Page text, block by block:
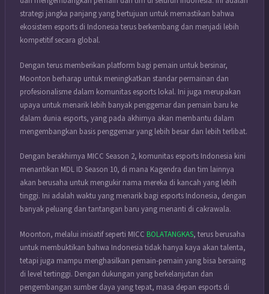
strategi jangka panjang yang bertujuan untuk memastikan bahwa
ekosistem esports di Indonesia terus berkembang dan menjadi lebih
kompetitif secara global.
Dengan terus memberikan platform bagi pemain untuk bersinar,
Moonton berharap untuk meningkatkan standar permainan dan
profesionalisme dalam komunitas esports lokal. Ini juga merupakan
upaya untuk menarik lebih banyak penggemar dan pemain baru ke
dalam dunia esports, yang pada akhirnya akan membantu dalam
mengembangkan basis penggemar yang lebih besar dan lebih terlibat.
Dengan berakhirnya MICC Season 2, komunitas esports Indonesia kini
menantikan MDL ID Season 10, di mana Kagendra dan tim lainnya
akan berusaha untuk mengukir nama mereka di kancah yang lebih
tinggi. Ini adalah waktu yang menarik bagi esports Indonesia, dengan
banyak peluang dan tantangan baru yang menanti di cakrawala.
Moonton, melalui inisiatif seperti MICC BOLATANGKAS, terus berusaha
untuk membuktikan bahwa Indonesia tidak hanya kaya akan talenta,
tetapi juga mampu menghasilkan pemain-pemain yang bisa bersaing
di level tertinggi. Dengan dukungan yang berkelanjutan dan
pengembangan sumber daya yang tepat, masa depan esports di